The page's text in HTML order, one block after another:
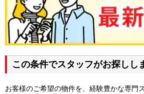
この条件でスタッフがお探しし
お客様のご希望の物件を、経験豊かな専門